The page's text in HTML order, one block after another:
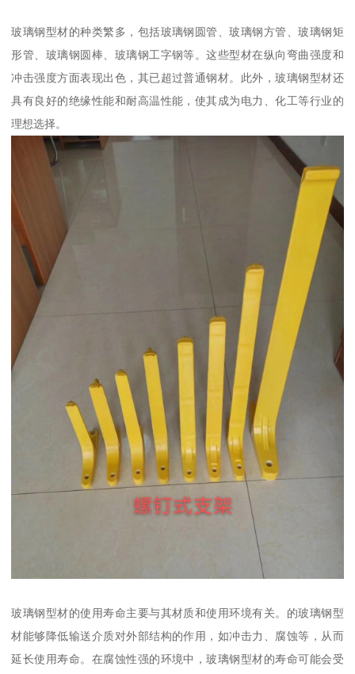
玻璃钢型材的种类繁多，包括玻璃钢圆管、玻璃钢方管、玻璃钢矩
形管、玻璃钢圆棒、玻璃钢工字钢等。这些型材在纵向弯曲强度和
冲击强度方面表现出色，其已超过普通钢材。此外，玻璃钢型材还
具有良好的绝缘性能和耐高温性能，使其成为电力、化工等行业的
理想选择。
玻璃钢型材的使用寿命主要与其材质和使用环境有关。的玻璃钢型
材能够降低输送介质对外部结构的作用，如冲击力、腐蚀等，从而
延长使用寿命。在腐蚀性强的环境中，玻璃钢型材的寿命可能会受